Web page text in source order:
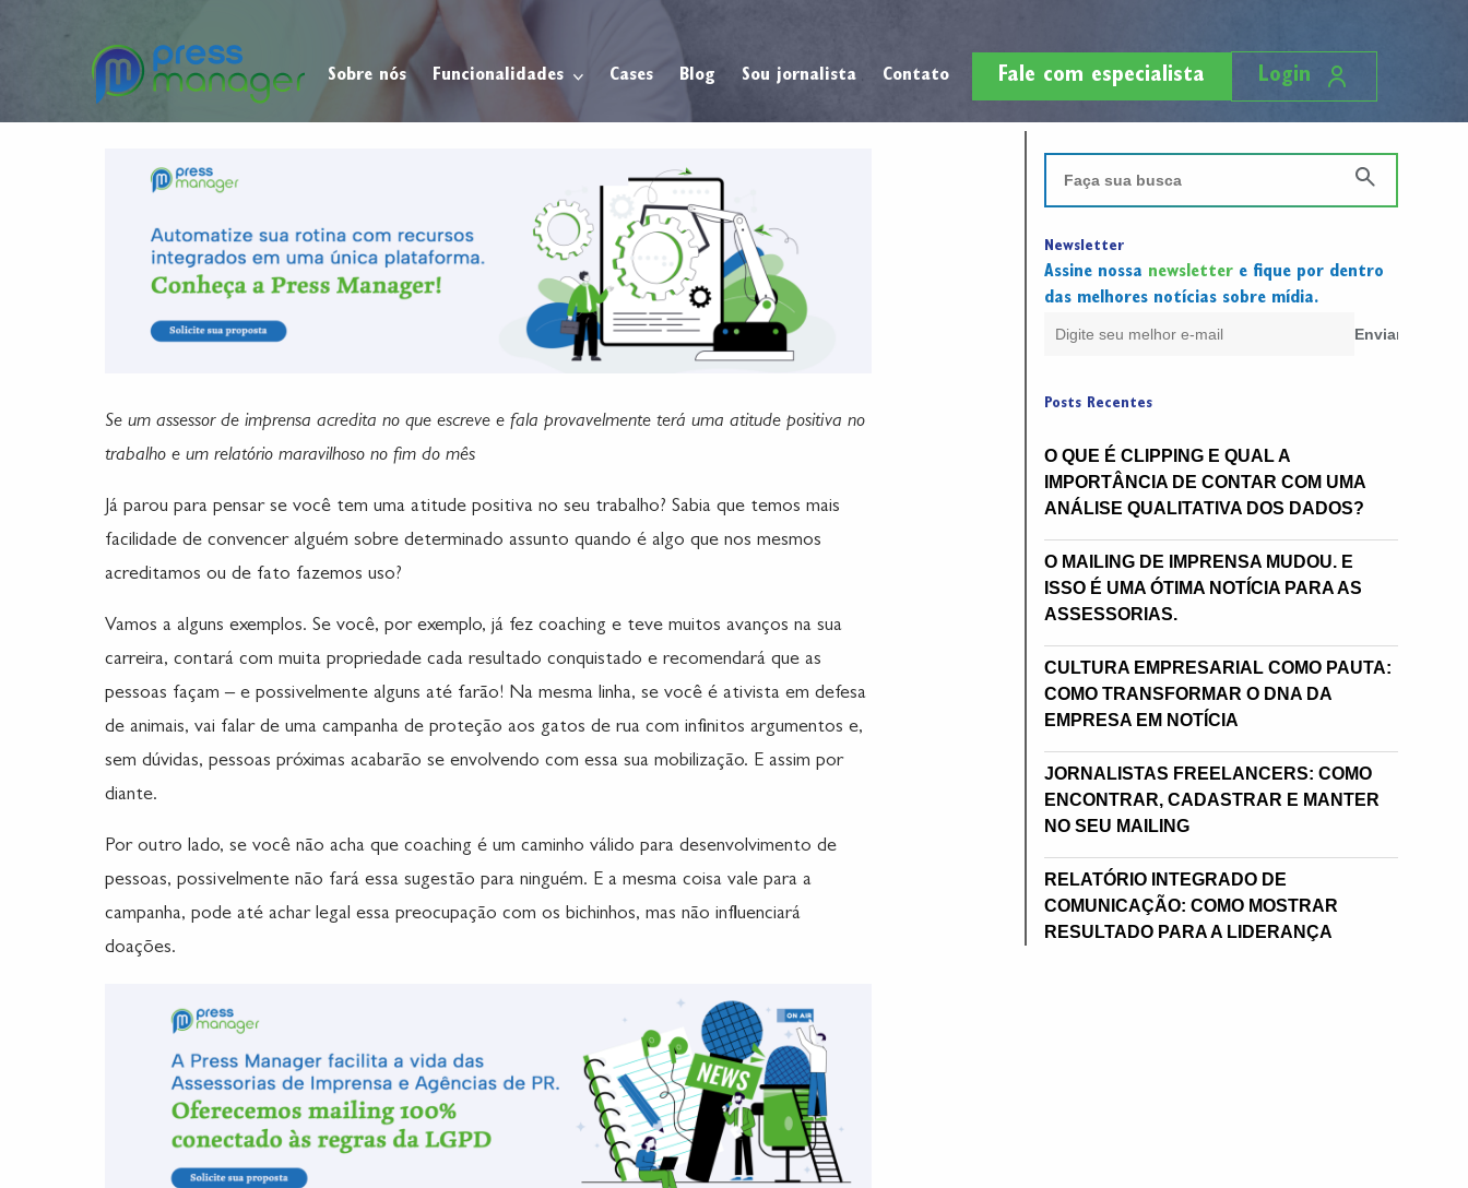
Sobre nós Funcionalidades Cases Blog Sou jornalista Contato Fale com especialista Login
Se um assessor de imprensa acredita no que escreve e fala provavelmente terá uma atitude positiva no
trabalho e um relatório maravilhoso no fim do mês
Já parou para pensar se você tem uma atitude positiva no seu trabalho? Sabia que temos mais
facilidade de convencer alguém sobre determinado assunto quando é algo que nos mesmos
acreditamos ou de fato fazemos uso?
Vamos a alguns exemplos. Se você, por exemplo, já fez coaching e teve muitos avanços na sua
carreira, contará com muita propriedade cada resultado conquistado e recomendará que as
pessoas façam – e possivelmente alguns até farão! Na mesma linha, se você é ativista em defesa
de animais, vai falar de uma campanha de proteção aos gatos de rua com infinitos argumentos e,
sem dúvidas, pessoas próximas acabarão se envolvendo com essa sua mobilização. E assim por
diante.
Por outro lado, se você não acha que coaching é um caminho válido para desenvolvimento de
pessoas, possivelmente não fará essa sugestão para ninguém. E a mesma coisa vale para a
campanha, pode até achar legal essa preocupação com os bichinhos, mas não influenciará
doações.
Newsletter
Assine nossa newslettere fique por dentro
das melhores notícias sobre mídia.
Posts Recentes
O QUE É CLIPPING E QUAL A
IMPORTÂNCIA DE CONTAR COM UMA
ANÁLISE QUALITATIVA DOS DADOS?
O MAILING DE IMPRENSA MUDOU. E
ISSO É UMA ÓTIMA NOTÍCIA PARA AS
ASSESSORIAS.
CULTURA EMPRESARIAL COMO PAUTA:
COMO TRANSFORMAR O DNA DA
EMPRESA EM NOTÍCIA
JORNALISTAS FREELANCERS: COMO
ENCONTRAR, CADASTRAR E MANTER
NO SEU MAILING
RELATÓRIO INTEGRADO DE
COMUNICAÇÃO: COMO MOSTRAR
RESULTADO PARA A LIDERANÇA